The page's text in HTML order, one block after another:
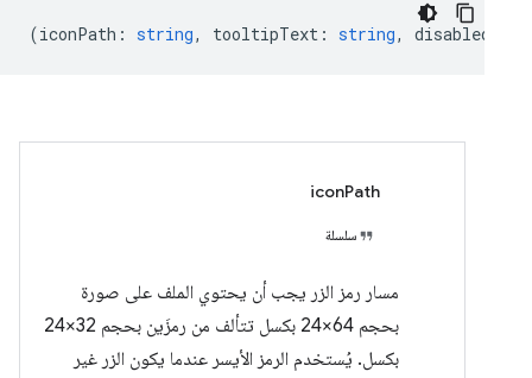
(iconPath : string, tooltipText : string, disabled
iconPath
سلسلة
مسار رمز الزر يجب أن يحتوي الملف على صورة
بحجم 64×24 بكسل تتألف من رمزَين بحجم 32×24
بكسل. يُستخدم الرمز الأيسر عندما يكون الزر غير